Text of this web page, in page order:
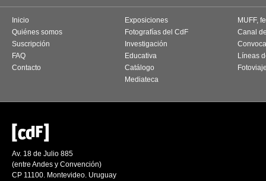
Inicio
Quiénes somos
Suscripción
FAQ
Contacto
Exposiciones
Fotografías del CdF
Investigación
Educativa
Catálogo
Mediateca
MUFF,
Canal
Líneas
Av. 18 de Julio 885
(entre Andes y Convención)
CP 11100. Montevideo. Uruguay